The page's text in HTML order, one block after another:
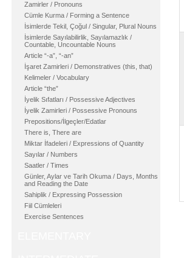
Zamirler / Pronouns
Cümle Kurma / Forming a Sentence
İsimlerde Tekil, Çoğul / Singular, Plural Nouns
İsimlerde Sayılabilirlik, Sayılamazlık /
Countable, Uncountable Nouns
Article “-a”, “-an”
İşaret Zamirleri / Demonstratives (this, that)
Kelimeler / Vocabulary
Article “the”
İyelik Sıfatları / Possessive Adjectives
İyelik Zamirleri / Possessive Pronouns
Prepositions/İlgeçler/Edatlar
There is, There are
Miktar İfadeleri / Expressions of Quantity
Sayılar / Numbers
Saatler / Times
Günler, Aylar ve Tarih Okuma / Days, Months
and Reading the Date
Sahiplik / Expressing Possession
Fiil Cümleleri
Exercise Sentences